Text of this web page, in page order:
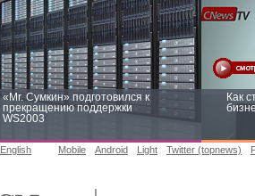
«Mr. Сумкин» подготовился к
прекращению поддержки
WS2003
Как
English Mobile Android Light Twitter (topnews)